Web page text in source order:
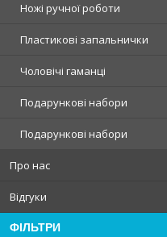
Ножі ручної роботи
Пластикові запальнички
Чоловічі гаманці
Подарункові набори
Подарункові набори
Про нас
Відгуки
ФІЛЬТРИ